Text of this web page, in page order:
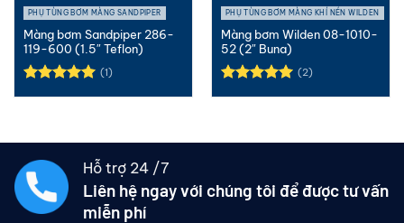
PHỤ TÙNG BƠM MÀNG SANDPIPER
Màng bơm Sandpiper 286-
119-600 (1.5″ Teflon)
(1)
PHỤ TÙNG BƠM MÀNG KHÍ NÉN WILDEN
Màng bơm Wilden 08-1010-
52 (2″ Buna)
(2)
Hỗ trợ 24 /7
Liên hệ ngay với chúng tôi để được tư vấn
miễn phí